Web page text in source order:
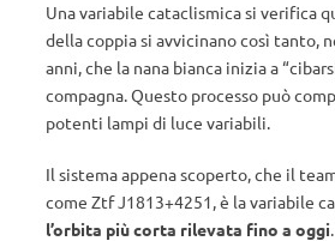
Una variabile cataclismica si verifica
della coppia si avvicinano così tanto,
anni, che la nana bianca inizia a
compagna. Questo processo può
potenti lampi di luce variabili.
Il sistema appena scoperto, che il
come Ztf J1813+4251, è la variabile
l’orbita più corta rilevata fino a oggi